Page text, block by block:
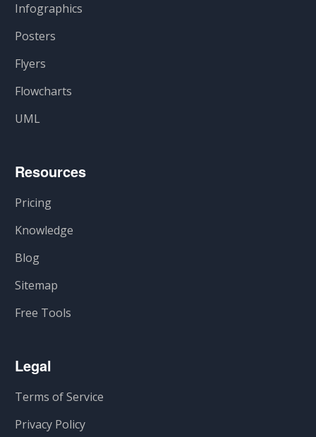
Infographics
Posters
Flyers
Flowcharts
UML
Resources
Pricing
Knowledge
Blog
Sitemap
Free Tools
Legal
Terms of Service
Privacy Policy